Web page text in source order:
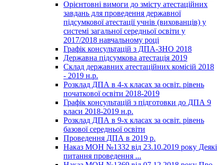
Орієнтовні вимоги до змісту атестаційних
завдань для проведення державної
підсумкової атестації учнів (вихованців) у
системі загальної середньої освіти у
2017/2018 навчальному році
Графік консультацій з ДПА-ЗНО 2018
Державна підсумкова атестація 2019
Склад державних атестаційних комісій 2018
- 2019 н.р.
Розклад ДПА в 4-х класах за освіт. рівень
початкової освіти 2018-2019
Графік консультацій з підготовки до ДПА 9
класи 2018-2019 н.р.
Розклад ДПА в 9-х класах за освіт. рівень
базової середньої освіти
Проведення ДПА в 2019 р.
Наказ МОН №1332 від 23.10.2019 року Деякі
питання проведення ...